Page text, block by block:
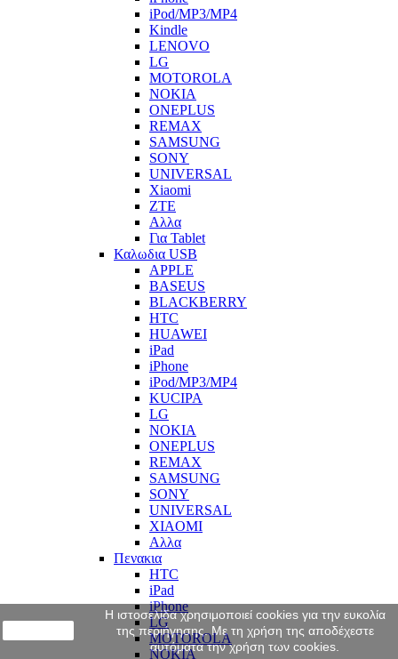
iPod/MP3/MP4
Kindle
LENOVO
LG
MOTOROLA
NOKIA
ONEPLUS
REMAX
SAMSUNG
SONY
UNIVERSAL
Xiaomi
ZTE
Αλλα
Για Tablet
Καλωδια USB
APPLE
BASEUS
BLACKBERRY
HTC
HUAWEI
iPad
iPhone
iPod/MP3/MP4
KUCIPA
LG
NOKIA
ONEPLUS
REMAX
SAMSUNG
SONY
UNIVERSAL
XIAOMI
Αλλα
Πενακια
HTC
iPad
iPhone
LG
MOTOROLA
NOKIA
Η ιστοσελίδα χρησιμοποιεί cookies για την ευκολία
της περιήγησης. Με τη χρήση της αποδέχεστε
αυτόματα την χρήση των cookies.